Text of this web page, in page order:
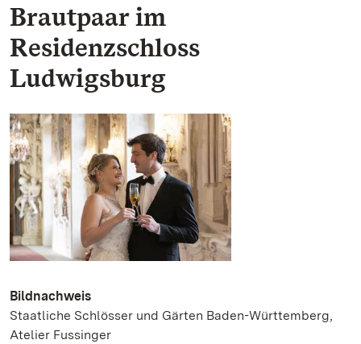
Brautpaar im
Residenzschloss
Ludwigsburg
Bildnachweis
Staatliche Schlösser und Gärten Baden-Württemberg,
Atelier Fussinger